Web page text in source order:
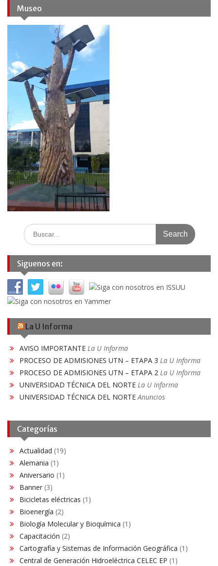
Museo
Search
for:
Siguenos en:
La U Informa
AVISO IMPORTANTE La U Informa
PROCESO DE ADMISIONES UTN – ETAPA 3 La U Informa
PROCESO DE ADMISIONES UTN – ETAPA 2 La U Informa
UNIVERSIDAD TÉCNICA DEL NORTE La U Informa
UNIVERSIDAD TÉCNICA DEL NORTE Anuncios
Categorías
Actualidad (19)
Alemania (1)
Aniversario (1)
Banner (3)
Bicicletas eléctricas (1)
Bioenergía (2)
Biología Molecular y Bioquímica (1)
Capacitación (2)
Cartografía y Sistemas de Información Geográfica (1)
Central de Generación Hidroeléctrica CELEC EP (1)